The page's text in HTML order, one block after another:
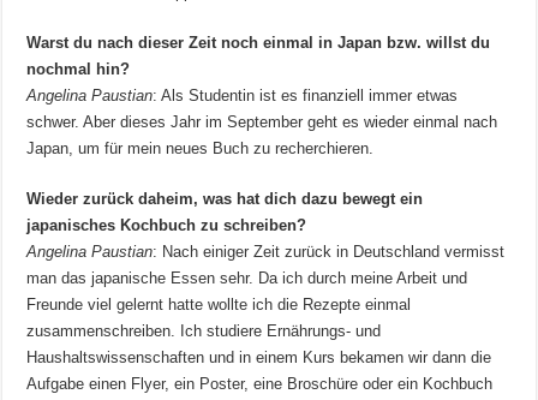
Warst du nach dieser Zeit noch einmal in Japan bzw. willst du
nochmal hin?
Angelina Paustian: Als Studentin ist es finanziell immer etwas
schwer. Aber dieses Jahr im September geht es wieder einmal nach
Japan, um für mein neues Buch zu recherchieren.
Wieder zurück daheim, was hat dich dazu bewegt ein
japanisches Kochbuch zu schreiben?
Angelina Paustian: Nach einiger Zeit zurück in Deutschland vermisst
man das japanische Essen sehr. Da ich durch meine Arbeit und
Freunde viel gelernt hatte wollte ich die Rezepte einmal
zusammenschreiben. Ich studiere Ernährungs- und
Haushaltswissenschaften und in einem Kurs bekamen wir dann die
Aufgabe einen Flyer, ein Poster, eine Broschüre oder ein Kochbuch